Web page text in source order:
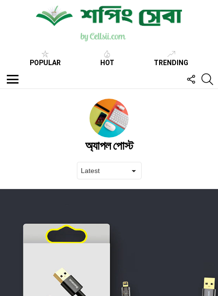
POPULAR HOT TRENDING
Menu
US
অ্যাপল পোস্ট